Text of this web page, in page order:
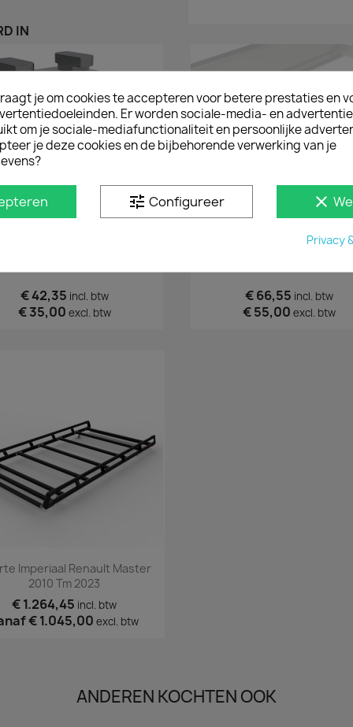
IN
€ 42,35 incl. btw
€ 35,00 excl. btw
€ 66,55 incl. btw
€ 55,00 excl. btw
Snel bekijken
Imperiaal Renault Master
2010 Tm 2023
€ 1.264,45 incl. btw
€ 1.045,00 excl. btw
ANDEREN KOCHTEN OOK
je om cookies te accepteren voor betere prestaties en
Er worden sociale-media- en
om je sociale-mediafunctionaliteit en persoonlijke
je deze cookies en de bijbehorende verwerking van je
tune Configureer clear
Privacy